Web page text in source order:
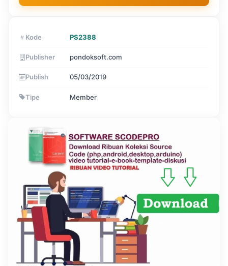
Kode PS2388
Publisher pondoksoft.com
Publish 05/03/2019
Tipe Member